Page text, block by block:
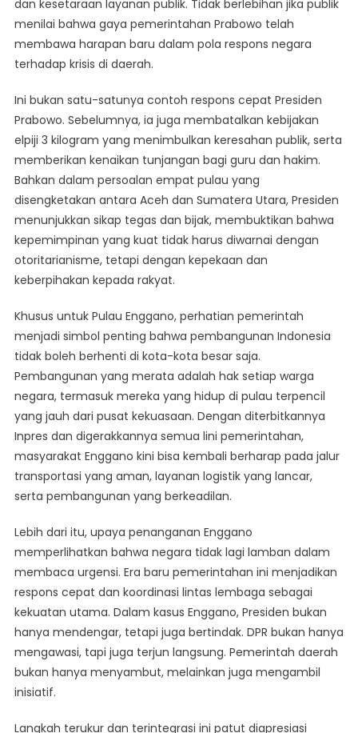
dan kesetaraan layanan publik. Tidak berlebihan jika publik
menilai bahwa gaya pemerintahan Prabowo telah
membawa harapan baru dalam pola respons negara
terhadap krisis di daerah.
Ini bukan satu-satunya contoh respons cepat Presiden
Prabowo. Sebelumnya, ia juga membatalkan kebijakan
elpiji 3 kilogram yang menimbulkan keresahan publik, serta
memberikan kenaikan tunjangan bagi guru dan hakim.
Bahkan dalam persoalan empat pulau yang
disengketakan antara Aceh dan Sumatera Utara, Presiden
menunjukkan sikap tegas dan bijak, membuktikan bahwa
kepemimpinan yang kuat tidak harus diwarnai dengan
otoritarianisme, tetapi dengan kepekaan dan
keberpihakan kepada rakyat.
Khusus untuk Pulau Enggano, perhatian pemerintah
menjadi simbol penting bahwa pembangunan Indonesia
tidak boleh berhenti di kota-kota besar saja.
Pembangunan yang merata adalah hak setiap warga
negara, termasuk mereka yang hidup di pulau terpencil
yang jauh dari pusat kekuasaan. Dengan diterbitkannya
Inpres dan digerakkannya semua lini pemerintahan,
masyarakat Enggano kini bisa kembali berharap pada jalur
transportasi yang aman, layanan logistik yang lancar,
serta pembangunan yang berkeadilan.
Lebih dari itu, upaya penanganan Enggano
memperlihatkan bahwa negara tidak lagi lamban dalam
membaca urgensi. Era baru pemerintahan ini menjadikan
respons cepat dan koordinasi lintas lembaga sebagai
kekuatan utama. Dalam kasus Enggano, Presiden bukan
hanya mendengar, tetapi juga bertindak. DPR bukan hanya
mengawasi, tapi juga terjun langsung. Pemerintah daerah
bukan hanya menyambut, melainkan juga mengambil
inisiatif.
Langkah terukur dan terintegrasi ini patut diapresiasi